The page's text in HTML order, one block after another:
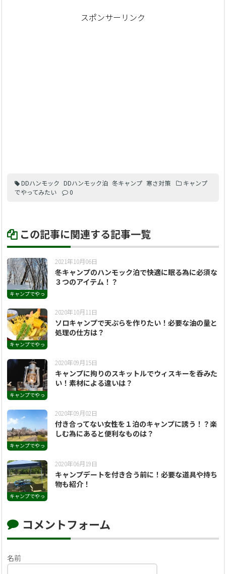
スポンサーリンク
DDハンモック DDハンモック泊 冬キャンプ 寒さ対策
キャンプ
でやってみたい
0
この記事に関連する記事一覧
キャンプでやっ
てみたい
2021年10月06日
冬キャンプのハンモック泊で快適に眠る為に必須な
３つのアイテム！？
キャンプでやっ
てみたい
2020年10月11日
ソロキャンプで天ぷらを作りたい！必要な油の量と
処理の仕方は？
キャンプでやっ
てみたい
2020年09月15日
キャンプに拘りのスキットルでウィスキーを呑みた
い！素材による違いは？
キャンプでやっ
てみたい
2020年09月02日
付き合ってない女性を１泊のキャンプに誘う！？楽
しむ為にあると便利なものは？
キャンプでやっ
てみたい
2020年06月19日
キャンプデートを付き合う前に！必要な道具や持ち
物も紹介！
コメントフォーム
名前